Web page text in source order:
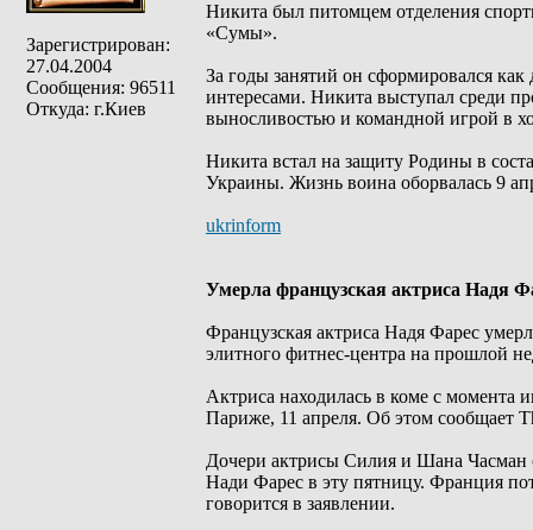
Зарегистрирован:
27.04.2004
Сообщения: 96511
Откуда: г.Киев
Никита был питомцем отделения
«Сумы».
За годы занятий он сформировался
интересами. Никита выступал среди
выносливостью и командной игрой в
Никита встал на защиту Родины в
Украины. Жизнь воина оборвалась 9
ukrinform
Умерла французская актриса Надя
Французская актриса Надя Фарес
элитного фитнес-центра на прошлой
Актриса находилась в коме с
Париже, 11 апреля. Об этом сообщает
Дочери актрисы Силия и Шана Часман
Нади Фарес в эту пятницу. Франция
говорится в заявлении.